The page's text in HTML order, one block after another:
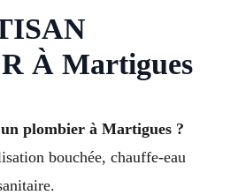
À Martigues
plombier à Martigues ?
bouchée, chauffe-eau